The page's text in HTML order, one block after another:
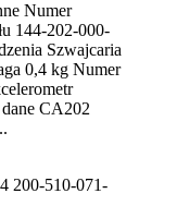
Numer
144-202-000-
Szwajcaria
0,4 kg Numer
CA202